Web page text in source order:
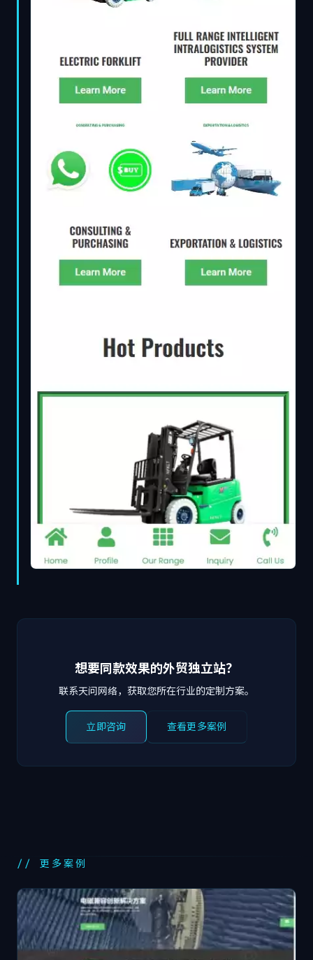
想要同款效果的外贸独立站？
联系天问网络，获取您所在行业的定制方案。
立即咨询 查看更多案例
// 更多案例